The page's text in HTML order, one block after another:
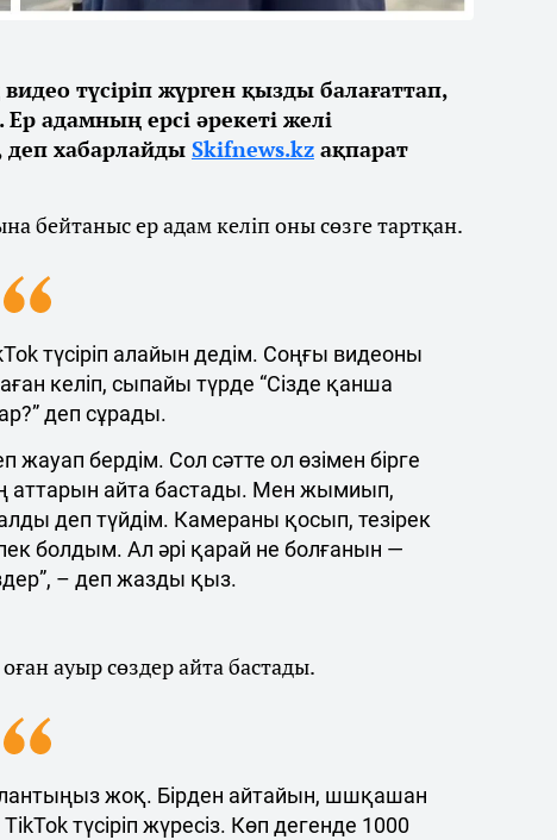
түсіріп жүрген қызды балағаттап,
адамның ерсі әрекеті желі
хабарлайды Skifnews.kz ақпарат
бейтаныс ер адам келіп оны сөзге тартқан.
түсіріп алайын дедім. Соңғы видеоны
келіп, сыпайы түрде “Сізде қанша
деп сұрады.
бердім. Сол сәтте ол өзімен бірге
аттарын айта бастады. Мен жымиып,
деп түйдім. Камераны қосып, тезірек
болдым. Ал әрі қарай не болғанын —
– деп жазды қыз.
ауыр сөздер айта бастады.
жоқ. Бірден айтайын, шшқашан
түсіріп жүресіз. Көп дегенде 1000